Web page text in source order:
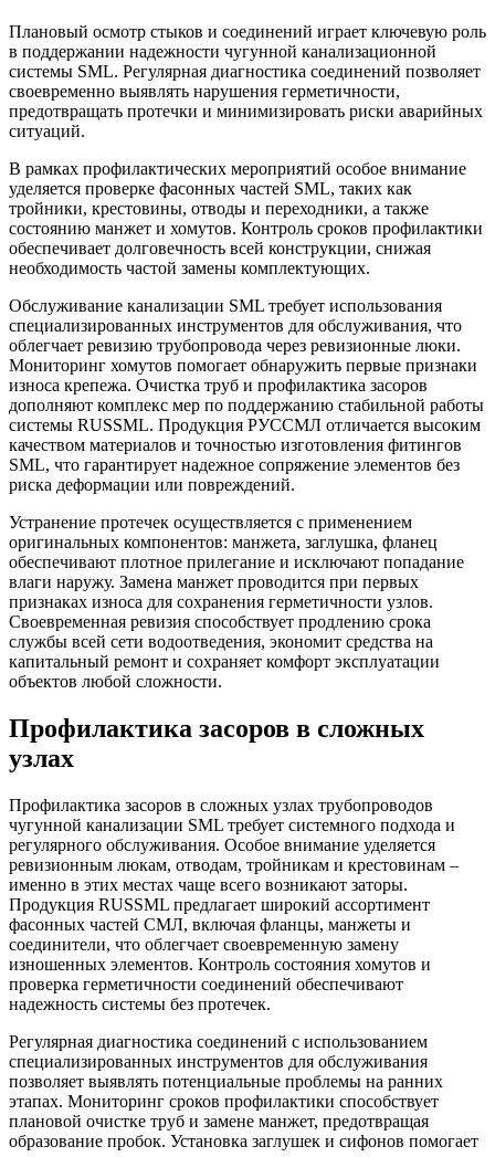
Плановый осмотр стыков и соединений играет ключевую роль
в поддержании надежности чугунной канализационной
системы SML. Регулярная диагностика соединений позволяет
своевременно выявлять нарушения герметичности,
предотвращать протечки и минимизировать риски аварийных
ситуаций.
В рамках профилактических мероприятий особое внимание
уделяется проверке фасонных частей SML, таких как
тройники, крестовины, отводы и переходники, а также
состоянию манжет и хомутов. Контроль сроков профилактики
обеспечивает долговечность всей конструкции, снижая
необходимость частой замены комплектующих.
Обслуживание канализации SML требует использования
специализированных инструментов для обслуживания, что
облегчает ревизию трубопровода через ревизионные люки.
Мониторинг хомутов помогает обнаружить первые признаки
износа крепежа. Очистка труб и профилактика засоров
дополняют комплекс мер по поддержанию стабильной работы
системы RUSSML. Продукция РУССМЛ отличается высоким
качеством материалов и точностью изготовления фитингов
SML, что гарантирует надежное сопряжение элементов без
риска деформации или повреждений.
Устранение протечек осуществляется с применением
оригинальных компонентов: манжета, заглушка, фланец
обеспечивают плотное прилегание и исключают попадание
влаги наружу. Замена манжет проводится при первых
признаках износа для сохранения герметичности узлов.
Своевременная ревизия способствует продлению срока
службы всей сети водоотведения, экономит средства на
капитальный ремонт и сохраняет комфорт эксплуатации
объектов любой сложности.
Профилактика засоров в сложных
узлах
Профилактика засоров в сложных узлах трубопроводов
чугунной канализации SML требует системного подхода и
регулярного обслуживания. Особое внимание уделяется
ревизионным люкам, отводам, тройникам и крестовинам –
именно в этих местах чаще всего возникают заторы.
Продукция RUSSML предлагает широкий ассортимент
фасонных частей СМЛ, включая фланцы, манжеты и
соединители, что облегчает своевременную замену
изношенных элементов. Контроль состояния хомутов и
проверка герметичности соединений обеспечивают
надежность системы без протечек.
Регулярная диагностика соединений с использованием
специализированных инструментов для обслуживания
позволяет выявлять потенциальные проблемы на ранних
этапах. Мониторинг сроков профилактики способствует
плановой очистке труб и замене манжет, предотвращая
образование пробок. Установка заглушек и сифонов помогает